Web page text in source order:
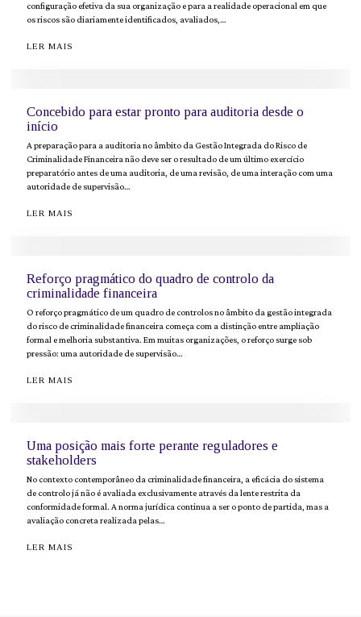
configuração efetiva da sua organização e para a realidade operacional em que
os riscos são diariamente identificados, avaliados,…
LER MAIS
Concebido para estar pronto para auditoria desde o
início
A preparação para a auditoria no âmbito da Gestão Integrada do Risco de
Criminalidade Financeira não deve ser o resultado de um último exercício
preparatório antes de uma auditoria, de uma revisão, de uma interação com uma
autoridade de supervisão…
LER MAIS
Reforço pragmático do quadro de controlo da
criminalidade financeira
O reforço pragmático de um quadro de controlos no âmbito da gestão integrada
do risco de criminalidade financeira começa com a distinção entre ampliação
formal e melhoria substantiva. Em muitas organizações, o reforço surge sob
pressão: uma autoridade de supervisão…
LER MAIS
Uma posição mais forte perante reguladores e
stakeholders
No contexto contemporâneo da criminalidade financeira, a eficácia do sistema
de controlo já não é avaliada exclusivamente através da lente restrita da
conformidade formal. A norma jurídica continua a ser o ponto de partida, mas a
avaliação concreta realizada pelas…
LER MAIS